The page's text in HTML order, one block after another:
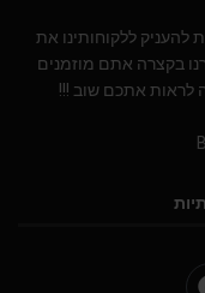
ללקוחותינו את
בקצרה אתם מוזמנים
לראות אתכם שוב !!!